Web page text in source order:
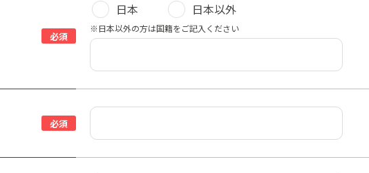
必須
日本 日本以外
※日本以外の方は国籍をご記入ください
必須